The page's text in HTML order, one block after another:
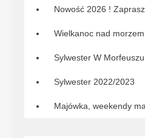
Nowość 2026 !
Wielkanoc nad
Sylwester W
Sylwester 2022/2023
Majówka, weekendy